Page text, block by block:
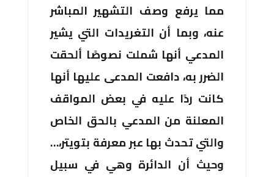
مما يرفع وصف التشهير المباشر
عنه، وبما أن التغريدات التي يشير
المدعي أنها شملت نصوصًا ألحقت
الضرر به، دافعت المدعى عليها أنها
كانت ردًا عليه في بعض المواقف
المعلنة من المدعي بالحق الخاص
والتي تحدث بها عبر معرفة بتويتر،…
وحيث أن الدائرة وهي في سبيل